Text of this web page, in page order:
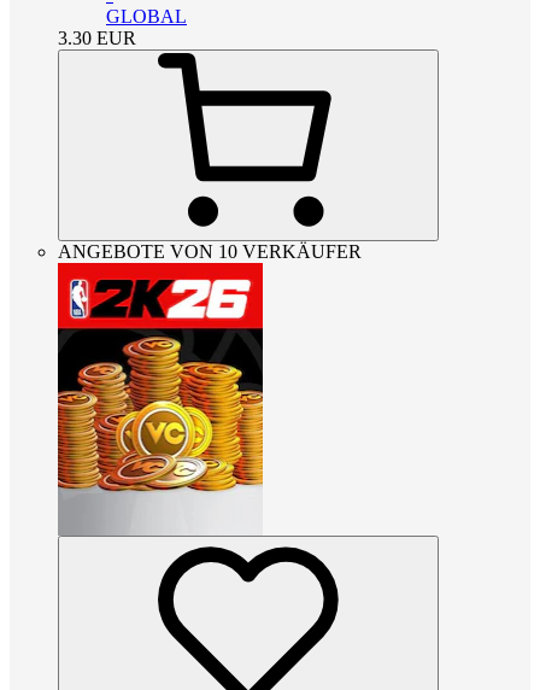
GLOBAL
3.30 EUR
ANGEBOTE VON 10 VERKÄUFER